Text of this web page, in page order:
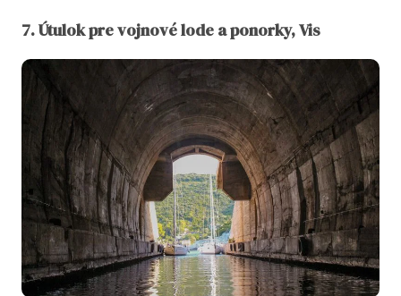
7. Útulok pre vojnové lode a ponorky, Vis